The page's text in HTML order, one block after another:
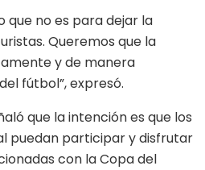
que no es para dejar la
Queremos que la
y de manera
fútbol”, expresó.
que la intención es que los
puedan participar y disfrutar
con la Copa del